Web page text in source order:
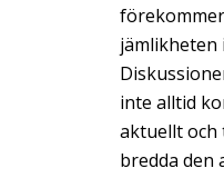
jämlikheten
inte alltid
aktuellt och
bredda den